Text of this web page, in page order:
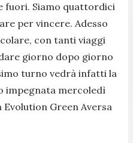
fuori. Siamo quattordici
per vincere. Adesso
con tanti viaggi
giorno dopo giorno
turno vedrà infatti la
impegnata mercoledì
Green Aversa